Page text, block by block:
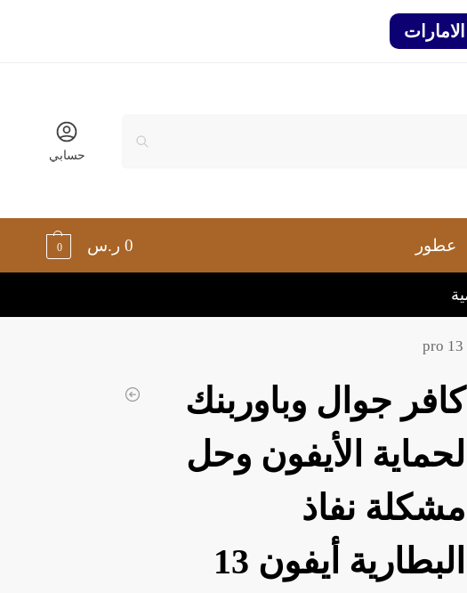
الامارات
حسابي
عطور 0 ر.س 0
كافر جوال وباوربنك
لحماية الأيفون وحل
مشكلة نفاذ
البطارية أيفون 13